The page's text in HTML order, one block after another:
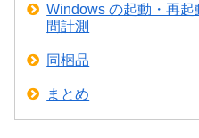
Windows の起動・再
間計測
同梱品
まとめ